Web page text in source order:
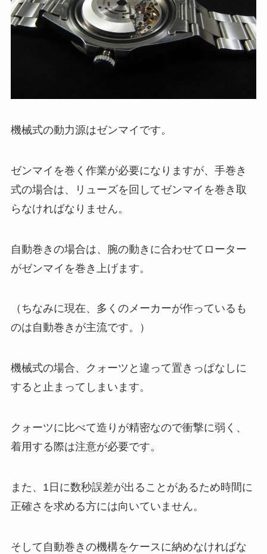
機械式の動力源はゼンマイです。
ゼンマイを巻く作業が必要になりますが、手巻き
式の場合は、リューズを回してゼンマイを巻き取
らなければなりません。
自動巻きの場合は、腕の動きに合わせてローター
がゼンマイを巻き上げます。
（ちなみに現在、多くのメーカーが作っているも
のは自動巻きが主流です。）
機械式の場合、クォーツと違って置きっぱなしに
すると止まってしまいます。
クォーツに比べて造りが精密なので衝撃に弱く、
着用する際は注意が必要です。
また、1日に数秒誤差が出ることがあるため時間に
正確さを求める方には向いていません。
そして自動巻きの機構をケースに納めなければな